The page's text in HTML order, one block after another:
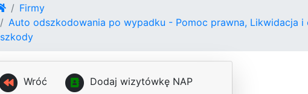
Firmy
Auto odszkodowania po wypadku - Pomoc prawna, Likwidacja i
szkody
Wróć Dodaj wizytówkę NAP